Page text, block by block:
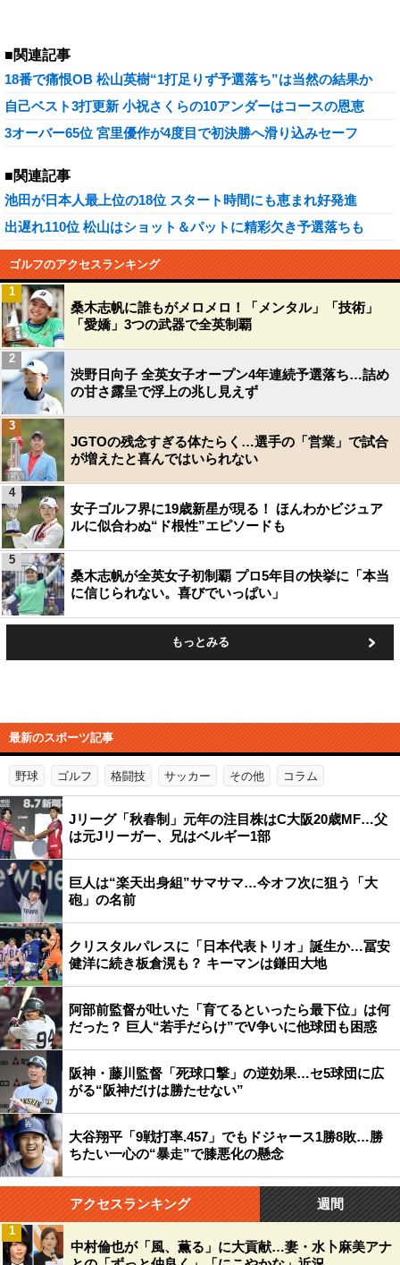
■関連記事
18番で痛恨OB 松山英樹“1打足りず予選落ち”は当然の結果か
自己ベスト3打更新 小祝さくらの10アンダーはコースの恩恵
3オーバー65位 宮里優作が4度目で初決勝へ滑り込みセーフ
■関連記事
池田が日本人最上位の18位 スタート時間にも恵まれ好発進
出遅れ110位 松山はショット＆パットに精彩欠き予選落ちも
ゴルフのアクセスランキング
桑木志帆に誰もがメロメロ！「メンタル」「技術」
「愛嬌」3つの武器で全英制覇
1
渋野日向子 全英女子オープン4年連続予選落ち…詰め
の甘さ露呈で浮上の兆し見えず
2
JGTOの残念すぎる体たらく…選手の「営業」で試合
が増えたと喜んではいられない
3
女子ゴルフ界に19歳新星が現る！ ほんわかビジュア
ルに似合わぬ“ド根性”エピソードも
4
桑木志帆が全英女子初制覇 プロ5年目の快挙に「本当
に信じられない。喜びでいっぱい」
5
もっとみる
最新のスポーツ記事
野球 ゴルフ 格闘技 サッカー その他 コラム
Jリーグ「秋春制」元年の注目株はC大阪20歳MF…父
は元Jリーガー、兄はベルギー1部
巨人は“楽天出身組”サマサマ…今オフ次に狙う「大
砲」の名前
クリスタルパレスに「日本代表トリオ」誕生か…冨安
健洋に続き板倉滉も？ キーマンは鎌田大地
阿部前監督が吐いた「育てるといったら最下位」は何
だった？ 巨人“若手だらけ”でV争いに他球団も困惑
阪神・藤川監督「死球口撃」の逆効果…セ5球団に広
がる“阪神だけは勝たせない”
大谷翔平「9戦打率.457」でもドジャース1勝8敗…勝
ちたい一心の“暴走”で膝悪化の懸念
アクセスランキング 週間
中村倫也が「風、薫る」に大貢献…妻・水卜麻美アナ
1